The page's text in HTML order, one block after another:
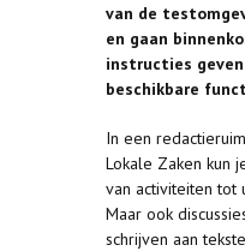
van de
en gaan
instructies
beschikbare
In een
Lokale Zaken kun
van activiteiten tot
Maar ook
schrijven aan